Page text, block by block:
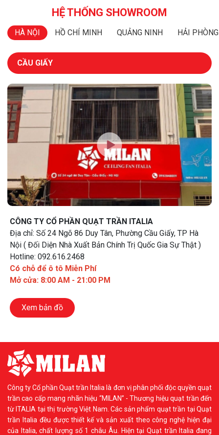
HỆ THỐNG SHOWROOM
HÀ NỘI HỒ CHÍ MINH QUẢNG NINH HẢI PHÒNG
CẦU GIẤY
CÔNG TY CỔ PHẦN QUẠT TRẦN ITALIA
Địa chỉ: Số 24 Ngõ 86 Duy Tân, Phường Cầu Giấy, TP Hà
Nội ( Đối Diện Nhà Xuất Bản Chính Trị Quốc Gia Sự Thật )
Hotline: 092.616.2468
Có chỗ để ô tô Miễn Phí
Mở cửa: 8:00 AM - 21:00 PM
Xem bản đồ
Công ty Cổ phần Quạt trần Italia là đơn vị phân phối độc quyền quạt
trần cao cấp mang nhãn hiệu “MILAN” - Thương hiệu quạt trần đến
từ ITALIA tại thị trường Việt Nam. Các sản phẩm quạt trần tại Quạt
trần Italia đều được thiết kế và sản xuất theo công nghệ hiện đại
của Italia, chất lượng số 1 châu Âu. Hiện tại Quạt trần Italia đang